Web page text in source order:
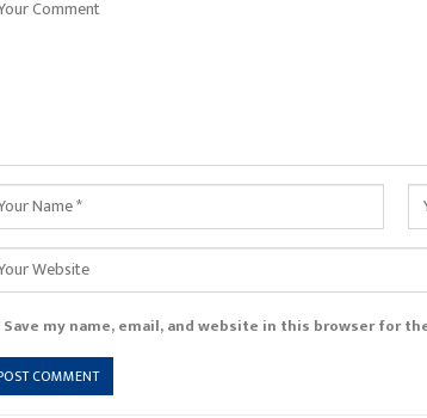
Save my name, email, and website in this browser for